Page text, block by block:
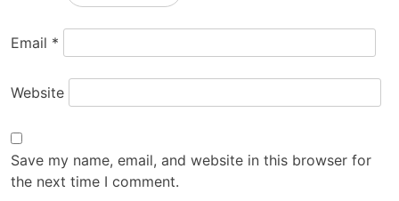
Email *
Website
Save my name, email, and website in this browser for
the next time I comment.